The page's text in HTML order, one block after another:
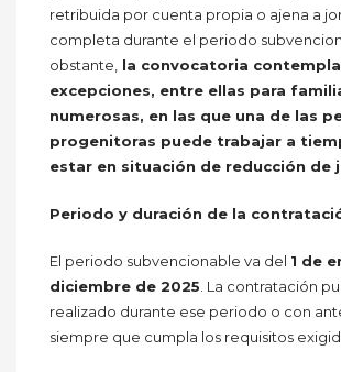
retribuida por cuenta propia o ajena a
completa durante el periodo
obstante, la convocatoria contempla
excepciones, entre ellas para
numerosas, en las que una de las
progenitoras puede trabajar a
estar en situación de reducción de
Periodo y duración de la
El periodo subvencionable va del 1 de
diciembre de 2025. La contratación
realizado durante ese periodo o con
siempre que cumpla los requisitos